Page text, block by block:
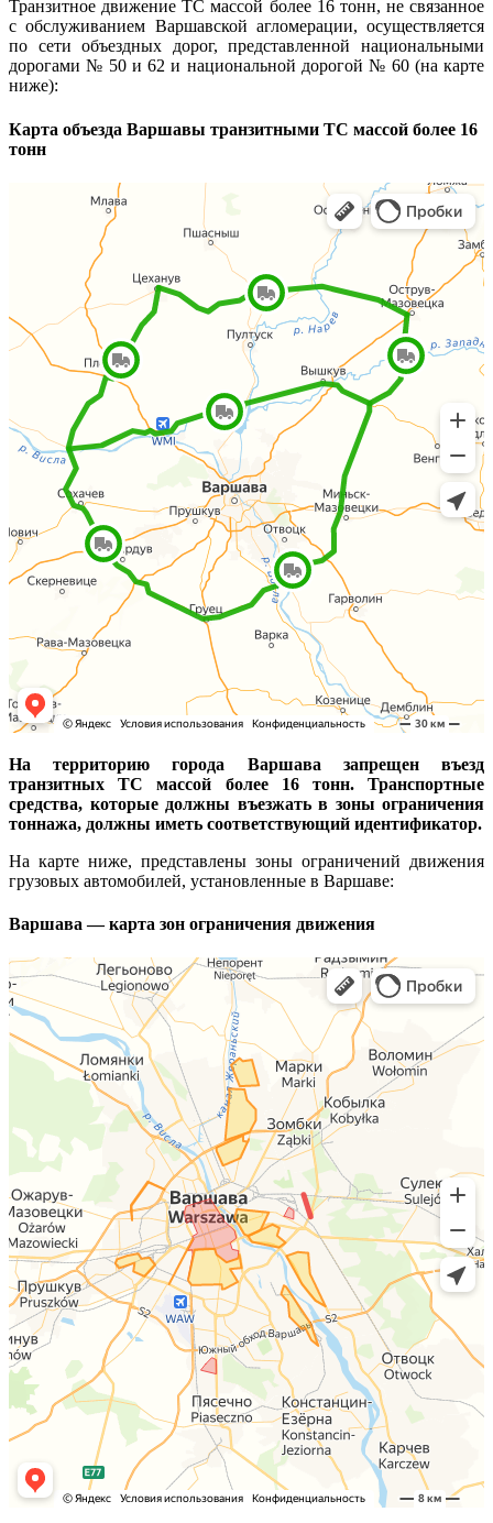
Транзитное движение ТС массой более 16 тонн, не связанное
с обслуживанием Варшавской агломерации, осуществляется
по сети объездных дорог, представленной национальными
дорогами № 50 и 62 и национальной дорогой № 60 (на карте
ниже):
Карта объезда Варшавы транзитными ТС массой более 16
тонн
На территорию города Варшава запрещен въезд
транзитных ТС массой более 16 тонн. Транспортные
средства, которые должны въезжать в зоны ограничения
тоннажа, должны иметь соответствующий идентификатор.
На карте ниже, представлены зоны ограничений движения
грузовых автомобилей, установленные в Варшаве:
Варшава — карта зон ограничения движения